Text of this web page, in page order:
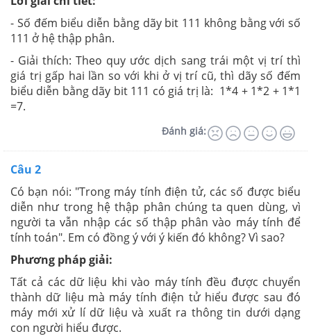
- Số đếm biểu diễn bằng dãy bit 111 không bằng với số
111 ở hệ thập phân.
- Giải thích: Theo quy ước dịch sang trái một vị trí thì
giá trị gấp hai lần so với khi ở vị trí cũ, thì dãy số đếm
biểu diễn bằng dãy bit 111 có giá trị là: 1*4 + 1*2 + 1*1
=7.
Đánh giá:
Câu 2
Có bạn nói: "Trong máy tính điện tử, các số được biểu
diễn như trong hệ thập phân chúng ta quen dùng, vì
người ta vẫn nhập các số thập phân vào máy tính để
tính toán". Em có đồng ý với ý kiến đó không? Vì sao?
Phương pháp giải:
Tất cả các dữ liệu khi vào máy tính đều được chuyển
thành dữ liệu mà máy tính điện tử hiểu được sau đó
máy mới xử lí dữ liệu và xuất ra thông tin dưới dạng
con người hiểu được.